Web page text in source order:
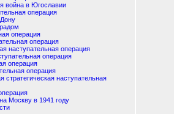
война в Югославии
операция
операция
операция
наступательная операция
операция
операция
операция
стратегическая наступательная
Москву в 1941 году